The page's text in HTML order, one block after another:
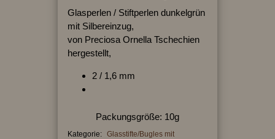
Glasperlen / Stiftperlen dunkelgrün
mit Silbereinzug,
von Preciosa Ornella Tschechien
hergestellt,
2 / 1,6 mm
Packungsgröße: 10g
Kategorie: Glasstifte/Bugles mit